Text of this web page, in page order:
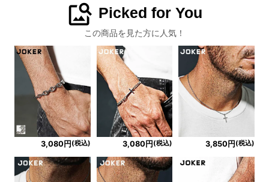
image_search Picked for You
この商品を見た方に人気！
3,080円 (税込) 3,080円 (税込) 3,850円 (税込)